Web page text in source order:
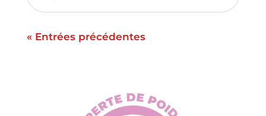
« Entrées précédentes